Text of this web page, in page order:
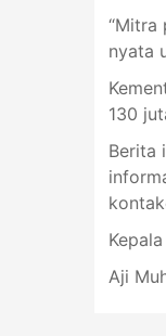
“Mitra
nyata
130
Berita
Aji